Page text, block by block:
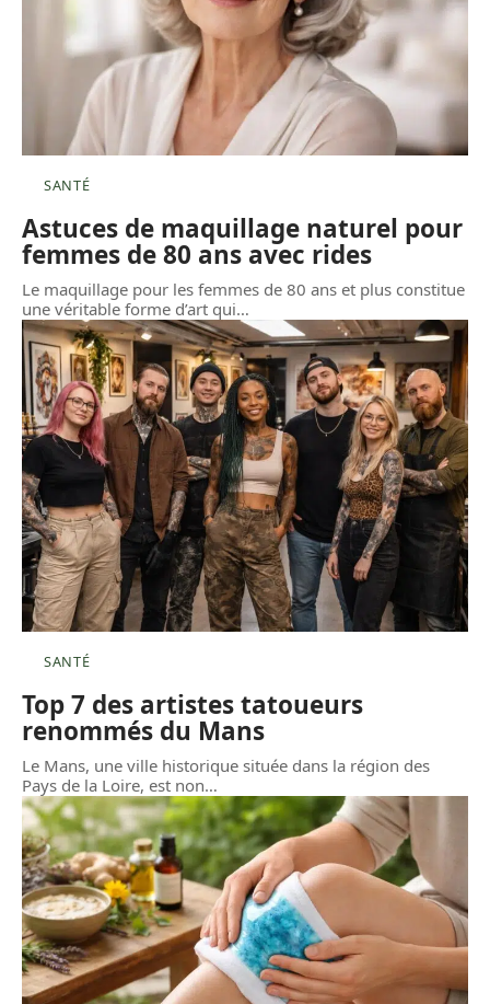
SANTÉ
Astuces de maquillage naturel pour
femmes de 80 ans avec rides
Le maquillage pour les femmes de 80 ans et plus constitue
une véritable forme d’art qui…
SANTÉ
Top 7 des artistes tatoueurs
renommés du Mans
Le Mans, une ville historique située dans la région des
Pays de la Loire, est non…